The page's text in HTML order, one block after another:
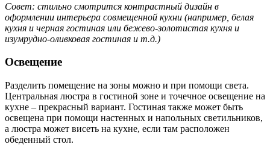
Совет: стильно смотрится контрастный дизайн в
оформлении интерьера совмещенной кухни (например, белая
кухня и черная гостиная или бежево-золотистая кухня и
изумрудно-оливковая гостиная и т.д.)
Освещение
Разделить помещение на зоны можно и при помощи света.
Центральная люстра в гостиной зоне и точечное освещение на
кухне – прекрасный вариант. Гостиная также может быть
освещена при помощи настенных и напольных светильников,
а люстра может висеть на кухне, если там расположен
обеденный стол.